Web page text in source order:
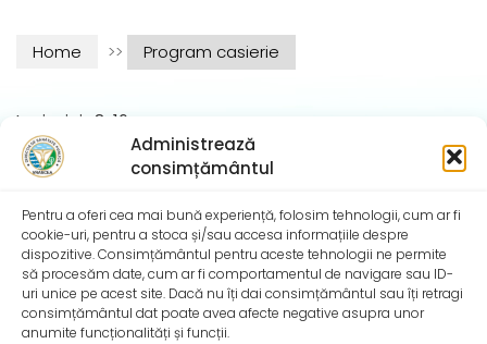
Administrează
consimțământul
Pentru a oferi cea mai bună experiență, folosim tehnologii, cum ar fi
cookie-uri, pentru a stoca și/sau accesa informațiile despre
dispozitive. Consimțământul pentru aceste tehnologii ne permite
să procesăm date, cum ar fi comportamentul de navigare sau ID-
uri unice pe acest site. Dacă nu îți dai consimțământul sau îți retragi
consimțământul dat poate avea afecte negative asupra unor
anumite funcționalități și funcții.
Home >> Program casierie
Luni – joi : 8-16
Vineri : 8-13,30
Last Updated on 15/07/2026 byadmin